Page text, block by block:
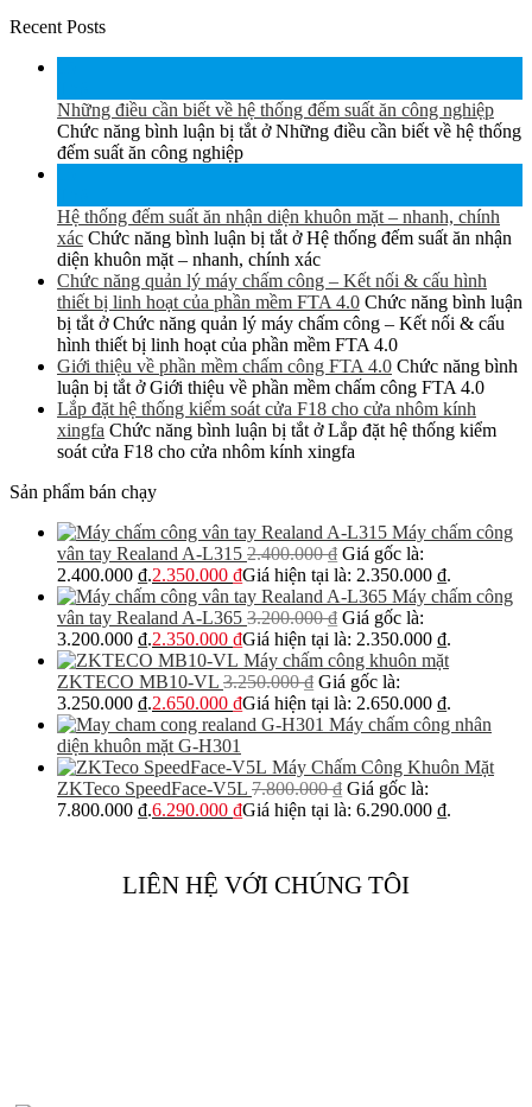
Recent Posts
Những điều cần biết về hệ thống đếm suất ăn công nghiệp
Chức năng bình luận bị tắt ở Những điều cần biết về hệ thống
đếm suất ăn công nghiệp
Hệ thống đếm suất ăn nhận diện khuôn mặt – nhanh, chính
xác Chức năng bình luận bị tắt ở Hệ thống đếm suất ăn nhận
diện khuôn mặt – nhanh, chính xác
Chức năng quản lý máy chấm công – Kết nối & cấu hình
thiết bị linh hoạt của phần mềm FTA 4.0 Chức năng bình luận
bị tắt ở Chức năng quản lý máy chấm công – Kết nối & cấu
hình thiết bị linh hoạt của phần mềm FTA 4.0
Giới thiệu về phần mềm chấm công FTA 4.0 Chức năng bình
luận bị tắt ở Giới thiệu về phần mềm chấm công FTA 4.0
Lắp đặt hệ thống kiểm soát cửa F18 cho cửa nhôm kính
xingfa Chức năng bình luận bị tắt ở Lắp đặt hệ thống kiểm
soát cửa F18 cho cửa nhôm kính xingfa
Sản phẩm bán chạy
Máy chấm công
vân tay Realand A-L315 2.400.000₫ Giá gốc là:
2.400.000 ₫.2.350.000 ₫Giá hiện tại là: 2.350.000 ₫.
Máy chấm công
vân tay Realand A-L365 3.200.000₫ Giá gốc là:
3.200.000 ₫.2.350.000 ₫Giá hiện tại là: 2.350.000 ₫.
Máy chấm công khuôn mặt
ZKTECO MB10-VL 3.250.000₫ Giá gốc là:
3.250.000 ₫.2.650.000 ₫Giá hiện tại là: 2.650.000 ₫.
Máy chấm công nhân
diện khuôn mặt G-H301
Máy Chấm Công Khuôn Mặt
ZKTeco SpeedFace-V5L 7.800.000₫ Giá gốc là:
7.800.000 ₫.6.290.000 ₫Giá hiện tại là: 6.290.000 ₫.
LIÊN HỆ VỚI CHÚNG TÔI